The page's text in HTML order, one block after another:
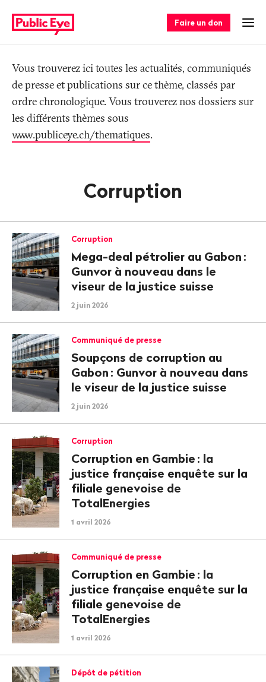
sur
publiceye.ch
rapide
Faire un don
TagVous trouverez ici toutes les actualités, communiqués
de presse et publications sur ce thème, classés par
ordre chronologique. Vous trouverez nos dossiers sur
les différents thèmes sous
www.publiceye.ch/thematiques.
Corruption
Corruption
Mega-deal pétrolier au Gabon :
Gunvor à nouveau dans le
viseur de la justice suisse
2 juin 2026
Communiqué de presse
Soupçons de corruption au
Gabon : Gunvor à nouveau dans
le viseur de la justice suisse
2 juin 2026
Corruption
Corruption en Gambie : la
justice française enquête sur la
filiale genevoise de
TotalEnergies
1 avril 2026
Communiqué de presse
Corruption en Gambie : la
justice française enquête sur la
filiale genevoise de
TotalEnergies
1 avril 2026
Dépôt de pétition